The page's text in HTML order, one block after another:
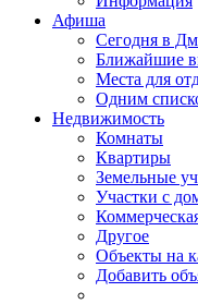
Афиша
Сегодня в
Ближайшие
Места для
Одним
Недвижимость
Комнаты
Квартиры
Земельные
Участки с
Другое
Объекты на
Добавить